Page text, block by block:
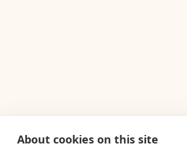
About cookies on this site